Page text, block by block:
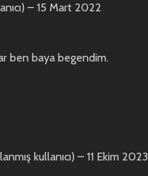
– 15 Mart 2022
ben baya begendim.
kullanıcı) – 11 Ekim 2023